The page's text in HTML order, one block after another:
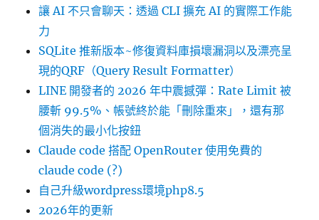
讓 AI 不只會聊天：透過 CLI 擴充 AI 的實際工作能
力
SQLite 推新版本~修復資料庫損壞漏洞以及漂亮呈
現的QRF（Query Result Formatter）
LINE 開發者的 2026 年中震撼彈：Rate Limit 被
腰斬 99.5%、帳號終於能「刪除重來」，還有那
個消失的最小化按鈕
Claude code 搭配 OpenRouter 使用免費的
claude code (?)
自己升級wordpress環境php8.5
2026年的更新